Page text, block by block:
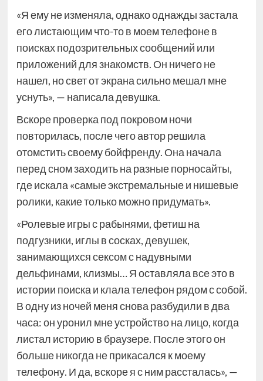
«Я ему не изменяла, однако однажды застала
его листающим что-то в моем телефоне в
поисках подозрительных сообщений или
приложений для знакомств. Он ничего не
нашел, но свет от экрана сильно мешал мне
уснуть», — написала девушка.
Вскоре проверка под покровом ночи
повторилась, после чего автор решила
отомстить своему бойфренду. Она начала
перед сном заходить на разные порносайты,
где искала «самые экстремальные и нишевые
ролики, какие только можно придумать».
«Ролевые игры с рабынями, фетиш на
подгузники, иглы в сосках, девушек,
занимающихся сексом с надувными
дельфинами, клизмы… Я оставляла все это в
истории поиска и клала телефон рядом с собой.
В одну из ночей меня снова разбудили в два
часа: он уронил мне устройство на лицо, когда
листал историю в браузере. После этого он
больше никогда не прикасался к моему
телефону. И да, вскоре я с ним рассталась», —